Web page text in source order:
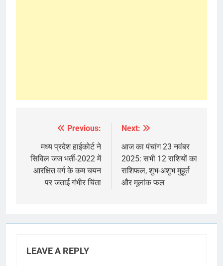
navigation
Previous:
मध्य प्रदेश हाईकोर्ट ने
सिविल जज भर्ती-2022 में
आरक्षित वर्ग के कम चयन
पर जताई गंभीर चिंता
Next:
आज का पंचांग 23 नवंबर
2025: सभी 12 राशियों का
राशिफल, शुभ-अशुभ मुहूर्त
और मूलांक फल
LEAVE A REPLY